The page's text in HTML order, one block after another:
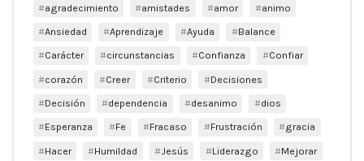
agradecimiento amistades amor
animo
Ansiedad
Aprendizaje Ayuda
Balance
Carácter
circunstancias Confianza
Confiar
corazón
Creer Criterio
Decisiones
Decisión
dependencia desanimo
dios
Esperanza
Fe Fracaso Frustración
gracia
Hacer
Humildad Jesús Liderazgo
Mejorar